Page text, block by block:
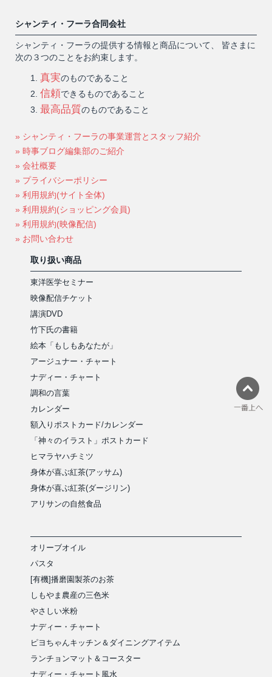
シャンティ・フーラ合同会社
シャンティ・フーラの提供する情報と商品について、 皆さまに
次の３つのことをお約束します。
真実のものであること
信頼できるものであること
最高品質のものであること
» シャンティ・フーラの事業運営とスタッフ紹介
» 時事ブログ編集部のご紹介
» 会社概要
» プライバシーポリシー
» 利用規約(サイト全体)
» 利用規約(ショッピング会員)
» 利用規約(映像配信)
» お問い合わせ
取り扱い商品
東洋医学セミナー
映像配信チケット
講演DVD
竹下氏の書籍
絵本「もしもあなたが」
アージュナー・チャート
ナディー・チャート
調和の言葉
カレンダー
額入りポストカード/カレンダー
「神々のイラスト」ポストカード
ヒマラヤハチミツ
身体が喜ぶ紅茶(アッサム)
身体が喜ぶ紅茶(ダージリン)
アリサンの自然食品
オリーブオイル
パスタ
[有機]播磨園製茶のお茶
しもやま農産の三色米
やさしい米粉
ナディー・チャート
ピヨちゃんキッチン＆ダイニングアイテム
ランチョンマット＆コースター
ナディー・チャート風水